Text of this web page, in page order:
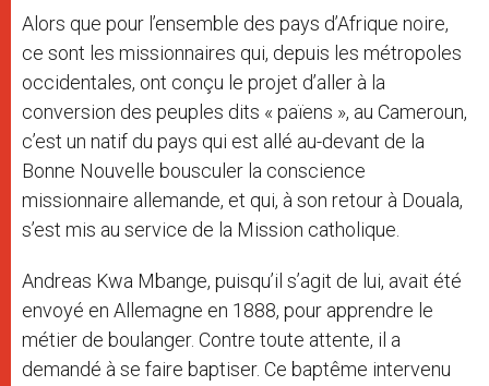
Alors que pour l’ensemble des pays d’Afrique noire,
ce sont les missionnaires qui, depuis les métropoles
occidentales, ont conçu le projet d’aller à la
conversion des peuples dits « païens », au Cameroun,
c’est un natif du pays qui est allé au-devant de la
Bonne Nouvelle bousculer la conscience
missionnaire allemande, et qui, à son retour à Douala,
s’est mis au service de la Mission catholique.
Andreas Kwa Mbange, puisqu’il s’agit de lui, avait été
envoyé en Allemagne en 1888, pour apprendre le
métier de boulanger. Contre toute attente, il a
demandé à se faire baptiser. Ce baptême intervenu